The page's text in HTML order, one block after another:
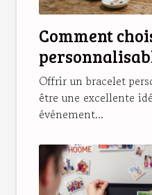
Comment
cadeau
Offrir un bracelet
être une excellente
événement...